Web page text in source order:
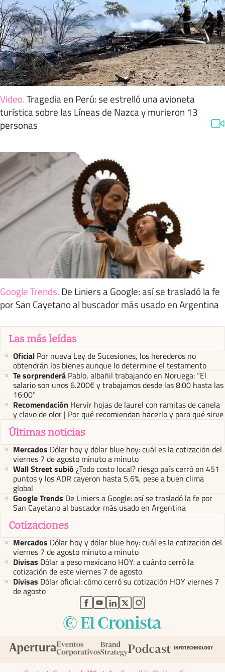
Video.Tragedia en Perú: se estrelló una avioneta
turística sobre las Líneas de Nazca y murieron 13
personas
Google Trends. De Liniers a Google: así se trasladó la fe
por San Cayetano al buscador más usado en Argentina
Las más leídas
Oficial Por nueva Ley de Sucesiones, los herederos no
obtendrán los bienes aunque lo determine el testamento
Te sorprenderá Pablo, albañil trabajando en Noruega: “El
salario son unos 6.200€ y trabajamos desde las 8:00 hasta las
16:00”
Recomendación Hervir hojas de laurel con ramitas de canela
y clavo de olor | Por qué recomiendan hacerlo y para qué sirve
Últimas noticias
Mercados Dólar hoy y dólar blue hoy: cuál es la cotización del
viernes 7 de agosto minuto a minuto
Wall Street subió ¿Todo costo local? riesgo país cerró en 451
puntos y los ADR cayeron hasta 5,6%, pese a buen clima
global
Google Trends De Liniers a Google: así se trasladó la fe por
San Cayetano al buscador más usado en Argentina
Cotizaciones
Mercados Dólar hoy y dólar blue hoy: cuál es la cotización del
viernes 7 de agosto minuto a minuto
Divisas Dólar a peso mexicano HOY: a cuánto cerró la
cotización de este viernes 7 de agosto
Divisas Dólar oficial: cómo cerró su cotización HOY viernes 7
de agosto
abre en nueva pestaña
abre en nueva pestaña
abre en nueva pestaña
abre en nueva pestaña
abre en nueva pestaña